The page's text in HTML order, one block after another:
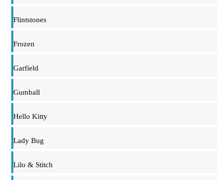
Flintstones
Frozen
Garfield
Gumball
Hello Kitty
Lady Bug
Lilo & Stitch